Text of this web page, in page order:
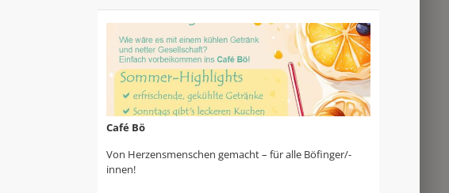
Café Bö
Von Herzensmenschen gemacht – für alle Böfinger/-
innen!